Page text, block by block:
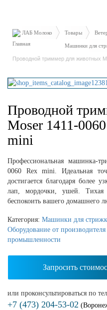
ЛАБ Молоко Товары
Машинки для
Проводной триммер для животных
Проводной
Moser 1411-
mini
Профессиональная машинка-
0060 Rex mini. Идеальная
достигается благодаря более
лап, мордочки, ушей.
беспокоить вашего домашнего
Категория: Машинки для
Оборудование от
промышленности
Запросить
или проконсультироваться по
+7 (473) 204-53-02